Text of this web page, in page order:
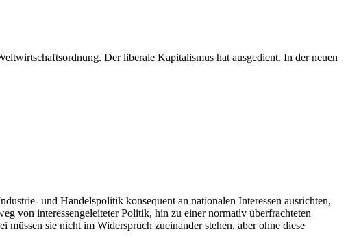
Der liberale Kapitalismus hat ausgedient. In der neuen
und Handelspolitik konsequent an nationalen Interessen ausrichten,
von interessengeleiteter Politik, hin zu einer normativ überfrachteten
sie nicht im Widerspruch zueinander stehen, aber ohne diese